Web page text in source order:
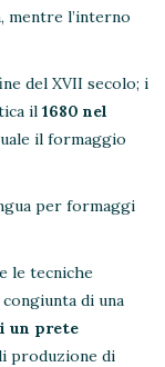
mentre l’interno
del XVII secolo; i
il 1680 nel
il formaggio
per formaggi
le tecniche
di una
un prete
produzione di